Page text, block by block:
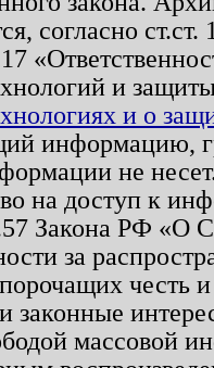
согласно
и
и о
информацию,
не
на доступ к
Закона РФ «О
за
честь
массовой